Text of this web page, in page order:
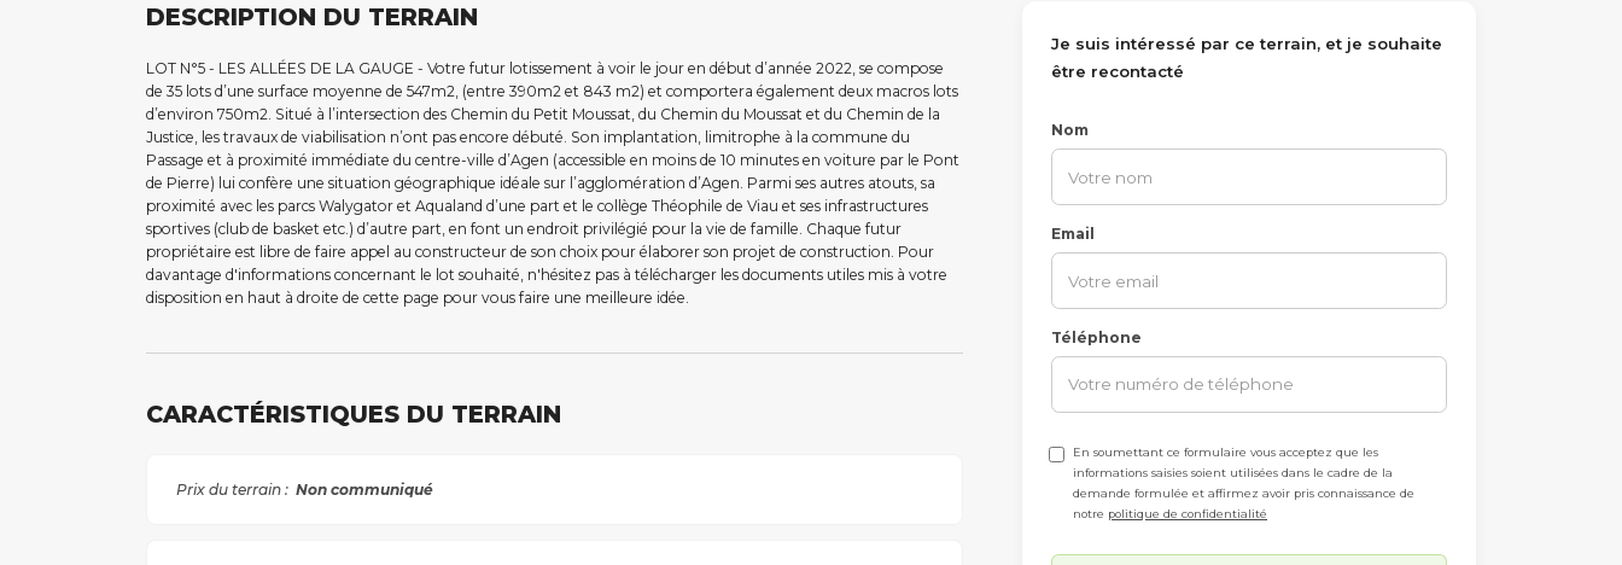
DESCRIPTION DU TERRAIN
LOT N°5 - LES ALLÉES DE LA GAUGE - Votre futur lotissement à voir le jour en début d’année 2022, se compose
de 35 lots d’une surface moyenne de 547m2, (entre 390m2 et 843 m2) et comportera également deux macros lots
d’environ 750m2. Situé à l’intersection des Chemin du Petit Moussat, du Chemin du Moussat et du Chemin de la
Justice, les travaux de viabilisation n’ont pas encore débuté. Son implantation, limitrophe à la commune du
Passage et à proximité immédiate du centre-ville d’Agen (accessible en moins de 10 minutes en voiture par le Pont
de Pierre) lui confère une situation géographique idéale sur l’agglomération d’Agen. Parmi ses autres atouts, sa
proximité avec les parcs Walygator et Aqualand d’une part et le collège Théophile de Viau et ses infrastructures
sportives (club de basket etc.) d’autre part, en font un endroit privilégié pour la vie de famille. Chaque futur
propriétaire est libre de faire appel au constructeur de son choix pour élaborer son projet de construction. Pour
davantage d'informations concernant le lot souhaité, n'hésitez pas à télécharger les documents utiles mis à votre
disposition en haut à droite de cette page pour vous faire une meilleure idée.
CARACTÉRISTIQUES DU TERRAIN
Prix du terrain : Non communiqué
Je suis intéressé par ce terrain, et je souhaite
être recontacté
Nom
Email
Téléphone
En soumettant ce formulaire vous acceptez que les
informations saisies soient utilisées dans le cadre de la
demande formulée et affirmez avoir pris connaissance de
notre politique de confidentialité